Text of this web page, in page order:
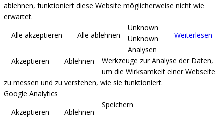
ablehnen, funktioniert diese Website möglicherweise nicht wie
erwartet.
Alle akzeptieren
Alle ablehnen Weiterlesen
Unknown
Unknown
Akzeptieren Ablehnen
Analysen
Werkzeuge zur Analyse der Daten,
um die Wirksamkeit einer Webseite
zu messen und zu verstehen, wie sie funktioniert.
Google Analytics
Akzeptieren
Ablehnen
Speichern